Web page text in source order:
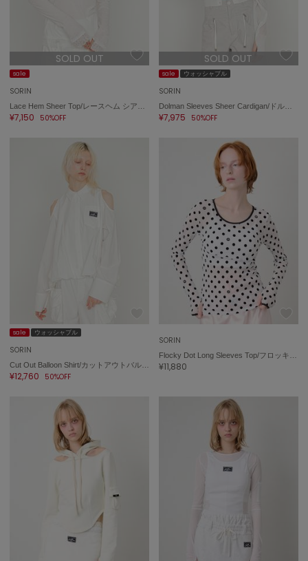
SOLD OUT
sale
SORIN
¥7,150 50%OFF
SOLD OUT
sale ウォッシャブル
SORIN
Dolman Sleeves Sheer Cardigan/ドルマンスリーブ シアー カーディガン
¥7,975 50%OFF
sale ウォッシャブル
SORIN
Cut Out Balloon Shirt/カットアウトバルーンシャツ
¥12,760 50%OFF
SORIN
Flocky Dot Long Sleeves Top/フロッキードット ロングスリーブトップ
¥11,880